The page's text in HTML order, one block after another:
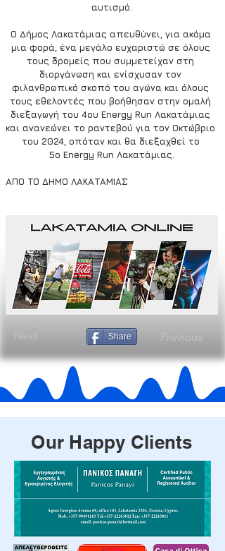
αυτισμό.
O Δήμος Λακατάμιας απευθύνει, για ακόμα
μια φορά, ένα μεγάλο ευχαριστώ σε όλους
τους δρομείς που συμμετείχαν στη
διοργάνωση και ενίσχυσαν τον
φιλανθρωπικό σκοπό του αγώνα και όλους
τους εθελοντές που βοήθησαν στην ομαλή
διεξαγωγή του 4ου Energy Run Λακατάμιας
και ανανεώνει το ραντεβού για τον Οκτώβριο
του 2024, οπόταν και θα διεξαχθεί το
5ο Energy Run Λακατάμιας.
ΑΠΟ ΤΟ ΔΗΜΟ ΛΑΚΑΤΑΜΙΑΣ
Next Share Previous
Our Happy Clients